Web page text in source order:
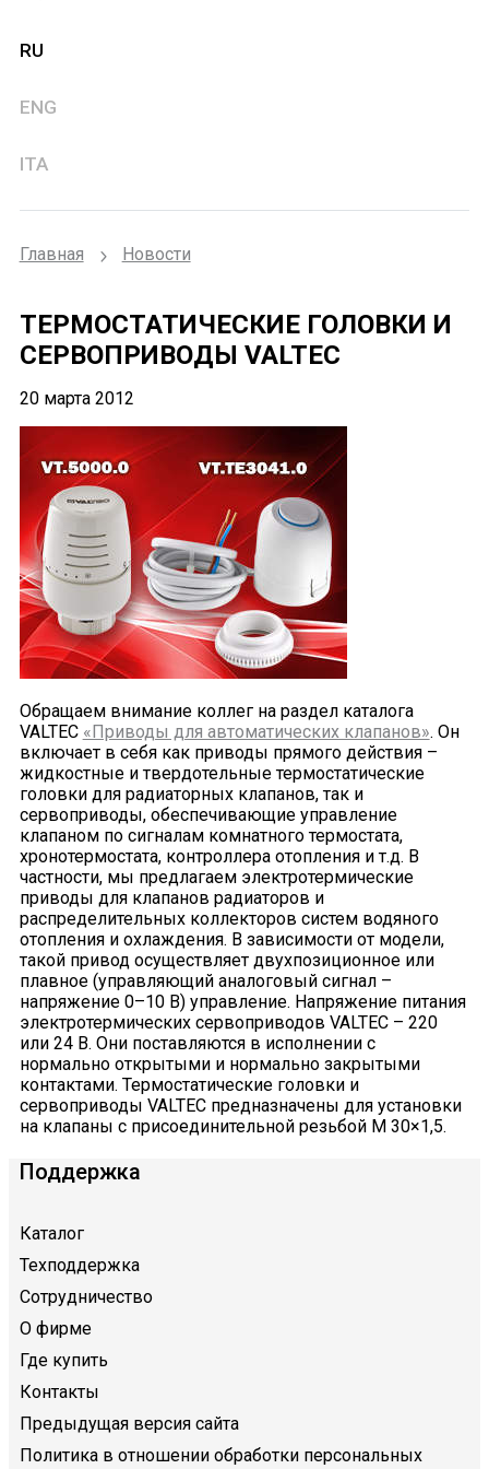
RU
ENG
ITA
Главная Новости
ТЕРМОСТАТИЧЕСКИЕ ГОЛОВКИ И
СЕРВОПРИВОДЫ VALTEC
20 марта 2012
Обращаем внимание коллег на раздел каталога
VALTEC «Приводы для автоматических клапанов». Он
включает в себя как приводы прямого действия –
жидкостные и твердотельные термостатические
головки для радиаторных клапанов, так и
сервоприводы, обеспечивающие управление
клапаном по сигналам комнатного термостата,
хронотермостата, контроллера отопления и т.д. В
частности, мы предлагаем электротермические
приводы для клапанов радиаторов и
распределительных коллекторов систем водяного
отопления и охлаждения. В зависимости от модели,
такой привод осуществляет двухпозиционное или
плавное (управляющий аналоговый сигнал –
напряжение 0–10 В) управление. Напряжение питания
электротермических сервоприводов VALTEC – 220
или 24 В. Они поставляются в исполнении с
нормально открытыми и нормально закрытыми
контактами. Термостатические головки и
сервоприводы VALTEC предназначены для установки
на клапаны с присоединительной резьбой М 30×1,5.
Поддержка
Каталог
Техподдержка
Сотрудничество
О фирме
Где купить
Контакты
Предыдущая версия сайта
Политика в отношении обработки персональных